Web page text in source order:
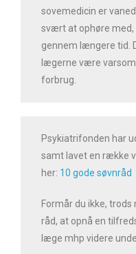
sovemedicin er
svært at ophøre med,
gennem længere tid.
lægerne være
forbrug.
Psykiatrifonden har
samt lavet en række
her: 10 gode søvnråd
Formår du ikke,
råd, at opnå en
læge mhp videre